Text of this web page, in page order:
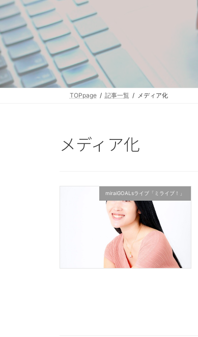
TOPpage 記事一覧 メディア化
メディア化
miraiGOALsライブ「ミライブ！」